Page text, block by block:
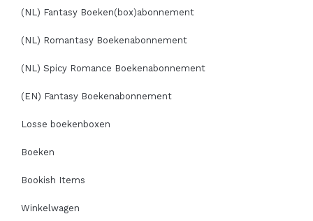
(NL) Fantasy Boeken(box)abonnement
(NL) Romantasy Boekenabonnement
(NL) Spicy Romance Boekenabonnement
(EN) Fantasy Boekenabonnement
Losse boekenboxen
Boeken
Bookish Items
Winkelwagen